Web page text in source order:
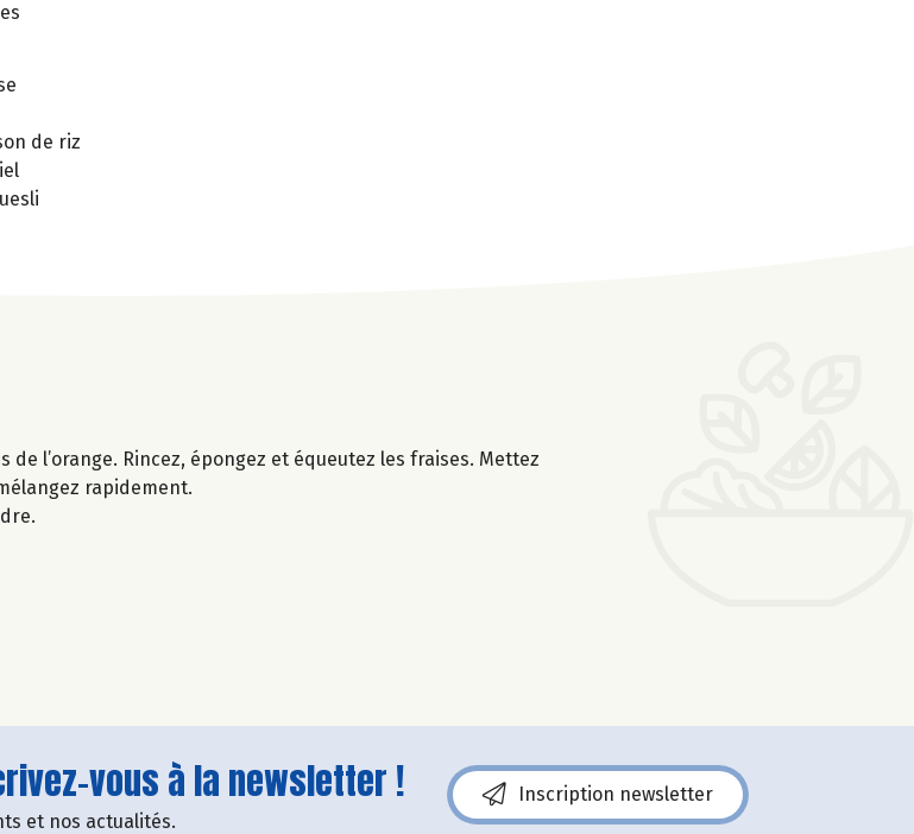
de riz
l’orange. Rincez, épongez et équeutez les fraises. Mettez
rapidement.
vous à la newsletter !
et nos actualités.
Inscription newsletter